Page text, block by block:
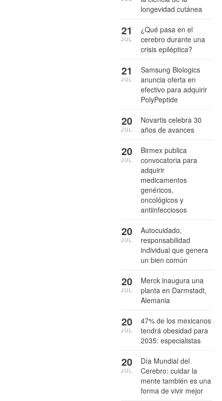
longevidad cutánea
¿Qué pasa en el
cerebro durante una
crisis epiléptica?
21
JUL
Samsung Biologics
anuncia oferta en
efectivo para adquirir
PolyPeptide
21
JUL
Novartis celebra 30
años de avances
20
JUL
Birmex publica
convocatoria para
adquirir
medicamentos
genéricos,
oncológicos y
antiinfecciosos
20
JUL
Autocuidado,
responsabilidad
individual que genera
un bien común
20
JUL
Merck inaugura una
planta en Darmstadt,
Alemania
20
JUL
47% de los mexicanos
tendrá obesidad para
2035: especialistas
20
JUL
Día Mundial del
Cerebro: cuidar la
mente también es una
forma de vivir mejor
20
JUL